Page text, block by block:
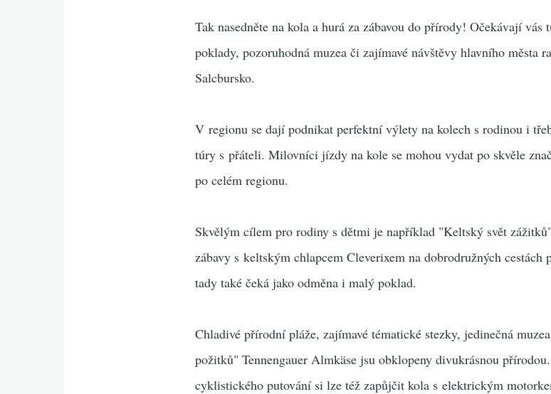
Tak nasedněte na kola a hurá za zábavou do přírody! Očekávají
poklady, pozoruhodná muzea či zajímavé návštěvy hlavního města
Salcbursko.
V regionu se dají podnikat perfektní výlety na kolech s rodinou i
túry s přáteli. Milovníci jízdy na kole se mohou vydat po skvěle
po celém regionu.
Skvělým cílem pro rodiny s dětmi je například "Keltský svět
zábavy s keltským chlapcem Cleverixem na dobrodružných
tady také čeká jako odměna i malý poklad.
Chladivé přírodní pláže, zajímavé tématické stezky, jedinečná
požitků" Tennengauer Almkäse jsu obklopeny divukrásnou
cyklistického putování si lze též zapůjčit kola s elektrickým